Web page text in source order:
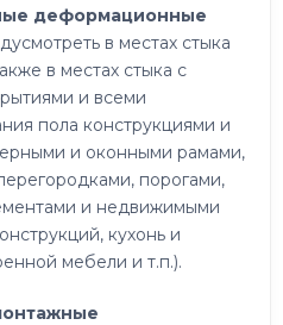
деформационные
в местах стыка
в местах стыка с
и всеми
пола конструкциями и
и оконными рамами,
порогами,
и недвижимыми
кухонь и
мебели и т.п.).